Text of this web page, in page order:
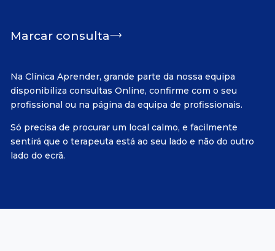
Marcar consulta
Na Clínica Aprender, grande parte da nossa equipa
disponibiliza consultas Online, confirme com o seu
profissional ou na página da equipa de profissionais.
Só precisa de procurar um local calmo, e facilmente
sentirá que o terapeuta está ao seu lado e não do outro
lado do ecrã.